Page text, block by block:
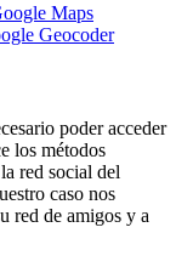
Maps
Geocoder
poder acceder
los métodos
red social del
caso nos
red de amigos y a